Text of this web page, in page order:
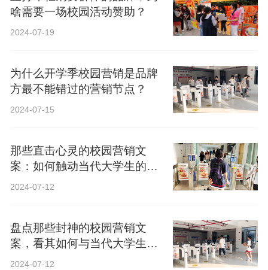
啥需要一场校园活动赞助？
2024-07-19
为什么开学季校园营销是品牌
方最不能错过的营销节点？
2024-07-15
那些直击心灵的校园营销文
案：如何触动当代大学生的心
弦？
2024-07-12
盘点那些封神的校园营销文
案，看其如何与当代大学生精
神共鸣？
2024-07-12